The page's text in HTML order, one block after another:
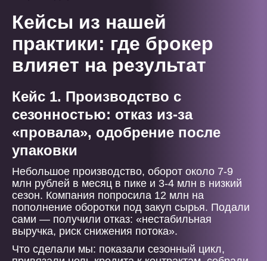
Кейсы из нашей
практики: где брокер
влияет на результат
Кейс 1. Производство с
сезонностью: отказ из-за
«провала», одобрение после
упаковки
Небольшое производство, оборот около 7-9
млн рублей в месяц в пике и 3-4 млн в низкий
сезон. Компания попросила 12 млн на
пополнение оборотки под закуп сырья. Подали
сами — получили отказ: «нестабильная
выручка, риск снижения потока».
Что сделали мы: показали сезонный цикл,